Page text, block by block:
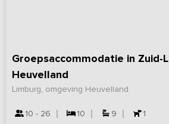
Groepsaccommodatie in Zuid-
Heuvelland
Limburg, omgeving Heuvelland
10 - 26 10 9 1